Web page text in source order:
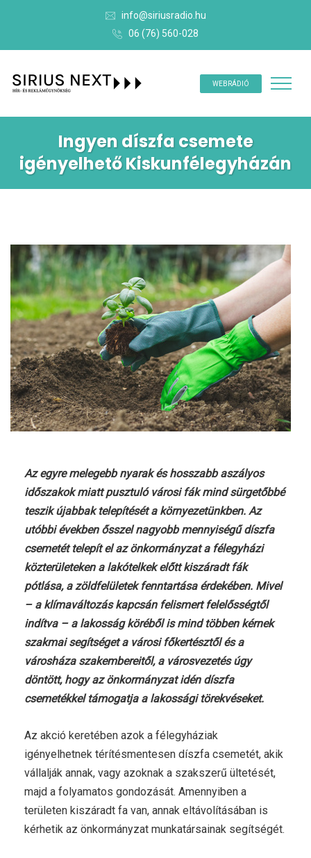
info@siriusradio.hu
06 (76) 560-028
WEBRÁDIÓ
Ingyen díszfa csemete
igényelhető Kiskunfélegyházán
Az egyre melegebb nyarak és hosszabb aszályos
időszakok miatt pusztuló városi fák mind sürgetőbbé
teszik újabbak telepítését a környezetünkben. Az
utóbbi években ősszel nagyobb mennyiségű díszfa
csemetét telepít el az önkormányzat a félegyházi
közterületeken a lakótelkek előtt kiszáradt fák
pótlása, a zöldfelületek fenntartása érdekében. Mivel
– a klímaváltozás kapcsán felismert felelősségtől
indítva – a lakosság köréből is mind többen kérnek
szakmai segítséget a városi főkertésztől és a
városháza szakembereitől, a városvezetés úgy
döntött, hogy az önkormányzat idén díszfa
csemetékkel támogatja a lakossági törekvéseket.
Az akció keretében azok a félegyháziak
igényelhetnek térítésmentesen díszfa csemetét, akik
vállalják annak, vagy azoknak a szakszerű ültetését,
majd a folyamatos gondozását. Amennyiben a
területen kiszáradt fa van, annak eltávolításában is
kérhetik az önkormányzat munkatársainak segítségét.